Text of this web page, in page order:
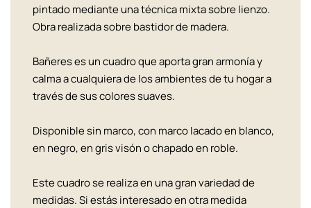
pintado mediante una técnica mixta sobre lienzo.
Obra realizada sobre bastidor de madera.
Bañeres es un cuadro que aporta gran armonía y
calma a cualquiera de los ambientes de tu hogar a
través de sus colores suaves.
Disponible sin marco, con marco lacado en blanco,
en negro, en gris visón o chapado en roble.
Este cuadro se realiza en una gran variedad de
medidas. Si estás interesado en otra medida